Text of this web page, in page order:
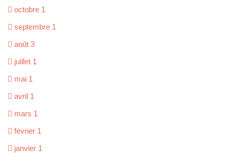
octobre 1
septembre 1
août 3
juillet 1
mai 1
avril 1
mars 1
février 1
janvier 1